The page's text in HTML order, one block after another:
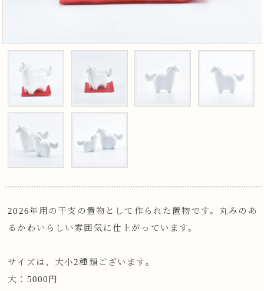
2026年用の干支の置物として作られた置物です。丸みのあ
るかわいらしい雰囲気に仕上がっています。
サイズは、大小2種類ございます。
大：5000円